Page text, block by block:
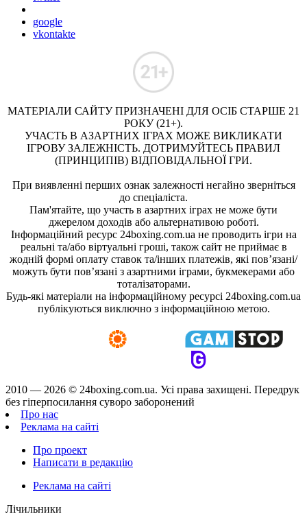
google
vkontakte
МАТЕРІАЛИ САЙТУ ПРИЗНАЧЕНІ ДЛЯ ОСІБ СТАРШЕ 21
РОКУ (21+).
УЧАСТЬ В АЗАРТНИХ ІГРАХ МОЖЕ ВИКЛИКАТИ
ІГРОВУ ЗАЛЕЖНІСТЬ. ДОТРИМУЙТЕСЬ ПРАВИЛ
(ПРИНЦИПІВ) ВІДПОВІДАЛЬНОЇ ГРИ.
При виявленні перших ознак залежності негайно зверніться
до спеціаліста.
Пам'ятайте, що участь в азартних іграх не може бути
джерелом доходів або альтернативою роботі.
Інформаційний ресурс 24boxing.com.ua не проводить ігри на
реальні та/або віртуальні гроші, також сайт не приймає в
жодній формі оплату ставок та/інших платежів, які пов’язані/
можуть бути пов’язані з азартними іграми, букмекерами або
тоталізаторами.
Будь-які матеріали на інформаційному ресурсі 24boxing.com.ua
публікуються виключно з інформаційною метою.
2010 — 2026 © 24boxing.com.ua. Усi права захищенi. Передрук
без гіперпосилання суворо заборонений
Про нас
Реклама на сайті
Про проект
Написати в редакцію
Реклама на сайті
Лічильники